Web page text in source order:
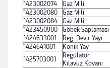
1423002074
Gaz Mili
1423002080
Gaz Mili
1423002084
Gaz Mili
1423450900
Göbek Saplaması
1424633001
Reg. Devir Yayı
1424641001
Konik Yay
1425703001
Regülatör
Kılavuz Kovanı